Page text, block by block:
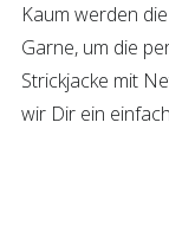
Kaum werden
Garne, um die
Strickjacke mit
wir Dir ein